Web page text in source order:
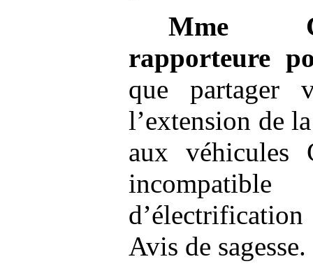
Mme
rapporteure
que partager
l’extension de
aux véhicules
Avis de sagesse.